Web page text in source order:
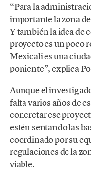
“Para la
importante la zona
Y también la idea de
proyecto es un poco
Mexicali es una
poniente”, explica
Aunque el
falta varios años de
concretar ese
estén sentando las
coordinado por su
regulaciones de la
viable.